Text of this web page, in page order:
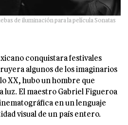
de iluminación para la película Sonatas
conquistara festivales
algunos de los imaginarios
XX, hubo un hombre que
luz. El maestro Gabriel Figueroa
en un lenguaje
visual de un país entero.